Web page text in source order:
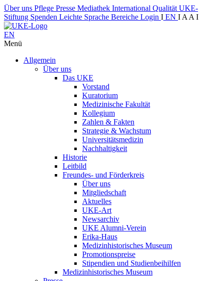
Über uns Pflege Presse Mediathek International Qualität UKE-
Stiftung Spenden Leichte Sprache Bereiche Login I EN I A A I
EN
Menü
Allgemein
Über uns
Das UKE
Vorstand
Kuratorium
Medizinische Fakultät
Kollegium
Zahlen & Fakten
Strategie & Wachstum
Universitätsmedizin
Nachhaltigkeit
Historie
Leitbild
Freundes- und Förderkreis
Über uns
Mitgliedschaft
Aktuelles
UKE-Art
Newsarchiv
UKE Alumni-Verein
Erika-Haus
Medizinhistorisches Museum
Promotionspreise
Stipendien und Studienbeihilfen
Medizinhistorisches Museum